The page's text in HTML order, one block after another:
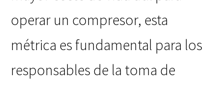
operar un compresor, esta
métrica es fundamental para los
responsables de la toma de